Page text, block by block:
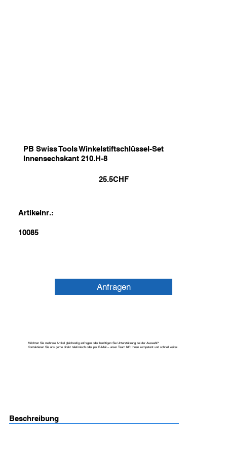
PB Swiss Tools Winkelstiftschlüssel-Set
Innensechskant 210.H-8
25.5CHF
Artikelnr.:
10085
Anfragen
Möchten Sie mehrere Artikel gleichzeitig anfragen oder benötigen Sie Unterstützung bei der Auswahl?
Kontaktieren Sie uns gerne direkt telefonisch oder per E-Mail – unser Team hilft Ihnen kompetent und schnell weiter.
Beschreibung